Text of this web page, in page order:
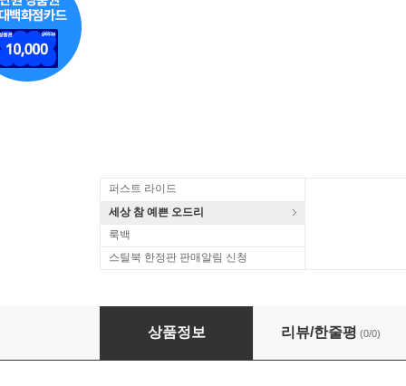
퍼스트 라이드
세상 참 예쁜 오드리
룩백
스틸북 한정판 판매알림 신청
Roddy Ricch - Please Excuse Me For Being
상품정보 리뷰/한줄평 (0/0)